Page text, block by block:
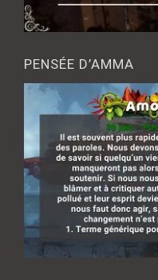
PENSÉE D’AMMA